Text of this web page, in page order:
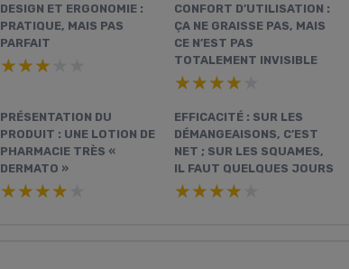
DESIGN ET ERGONOMIE :
PRATIQUE, MAIS PAS
PARFAIT
★★★★★
★★★★★
CONFORT D’UTILISATION :
ÇA NE GRAISSE PAS, MAIS
CE N’EST PAS
TOTALEMENT INVISIBLE
★★★★★
★★★★★
PRÉSENTATION DU
PRODUIT : UNE LOTION DE
PHARMACIE TRÈS «
DERMATO »
★★★★★
★★★★★
EFFICACITÉ : SUR LES
DÉMANGEAISONS, C’EST
NET ; SUR LES SQUAMES,
IL FAUT QUELQUES JOURS
★★★★★
★★★★★